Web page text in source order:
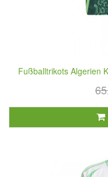
Fußballtrikots Algerien